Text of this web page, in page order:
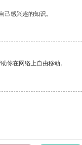
感兴趣的知识。
你在网络上自由移动。